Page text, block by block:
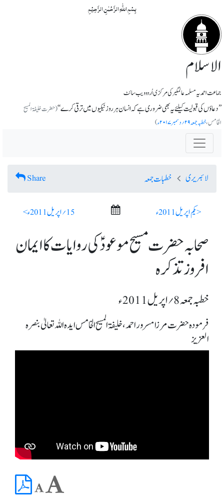
بِسۡمِ اللّٰہِ الرَّحۡمٰنِ الرَّحِیۡمِ
الاسلام
جماعت احمدیہ مسلمہ عالمگیر کی مرکزی اُردو ویب سائٹ
’’دعاؤں کی قبولیت کیلئے یہ بھی ضروری ہے کہ انسان ہر روز نیکیوں میں ترقی کرے‘‘(حضرت خلیفۃ المسیح
الخامس،خطبہ جمعہ ۲۹؍دسمبر ۲۰۱۷ء )
لائبریری خطبات جمعہ Share
< یکم اپریل 2011ء 15؍ اپریل 2011ء >
صحابہ حضرت مسیح موعودؑ کی روایات کا ایمان
افروز تذکرہ
خطبہ جمعہ 8؍ اپریل 2011ء
فرمودہ حضرت مرزا مسرور احمد، خلیفۃ المسیح الخامس ایدہ اللہ تعالیٰ بنصرہ
العزیز